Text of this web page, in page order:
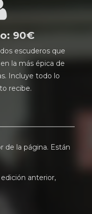
90€
escuderos que
la más épica de
Incluye todo lo
recibe.
de la página. Están
anterior,